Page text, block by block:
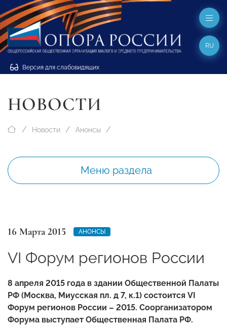
Версия для слабовидящих
RU
НОВОСТИ
Новости Анонсы
Меню раздела
16 Марта 2015 АНОНСЫ
VI Форум регионов России
8 апреля 2015 года в здании Общественной Палаты
РФ (Москва, Миусская пл. д 7, к.1) состоится VI
Форум регионов России – 2015. Соорганизатором
Форума выступает Общественная Палата РФ.